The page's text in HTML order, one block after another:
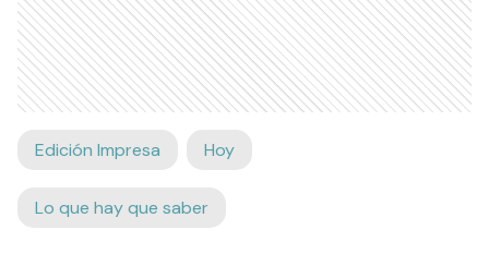
Edición Impresa Hoy
Lo que hay que saber